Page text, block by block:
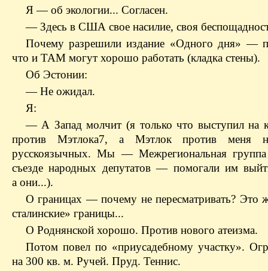
Я — об экологии... Согласен.
— Здесь в США свое насилие, своя
Почему разрешили издание «Одного дня» —
что и ТАМ могут хорошо работать (кладка стены).
Об Эстонии:
— Не ожидал.
Я:
— А Запад молчит (я только что выступил на
против Мэтлока7, а Мэтлок против меня
русскоязычных. Мы — Межрегиональная
съезде народных депутатов — помогали им
а они...).
О границах — почему не пересматривать? Это
сталинские» границы...
О Роднянской хорошо. Против нового атеизма.
Потом повел по «приусадебному участку».
на 300 кв. м. Ручей. Пруд. Теннис.